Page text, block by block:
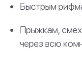
Быстрым
Прыжкам,
через всю